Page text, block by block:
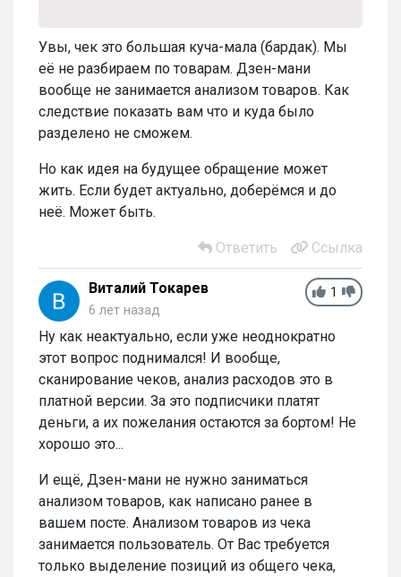
Увы, чек это большая куча-мала (бардак). Мы
её не разбираем по товарам. Дзен-мани
вообще не занимается анализом товаров. Как
следствие показать вам что и куда было
разделено не сможем.
Но как идея на будущее обращение может
жить. Если будет актуально, доберёмся и до
неё. Может быть.
Ответить Ссылка
1
Виталий Токарев
6 лет назад
Ну как неактуально, если уже неоднократно
этот вопрос поднимался! И вообще,
сканирование чеков, анализ расходов это в
платной версии. За это подписчики платят
деньги, а их пожелания остаются за бортом! Не
хорошо это...
И ещё, Дзен-мани не нужно заниматься
анализом товаров, как написано ранее в
вашем посте. Анализом товаров из чека
занимается пользователь. От Вас требуется
только выделение позиций из общего чека,